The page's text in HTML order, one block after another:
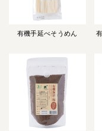
有機手延べそうめん